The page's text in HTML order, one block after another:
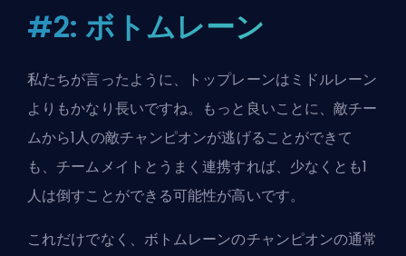
#2: ボトムレーン
私たちが言ったように、トップレーンはミドルレーン
よりもかなり長いですね。もっと良いことに、敵チー
ムから1人の敵チャンピオンが逃げることができて
も、チームメイトとうまく連携すれば、少なくとも1
人は倒すことができる可能性が高いです。
これだけでなく、ボトムレーンのチャンピオンの通常